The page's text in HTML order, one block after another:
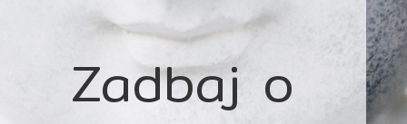
Zadbaj o